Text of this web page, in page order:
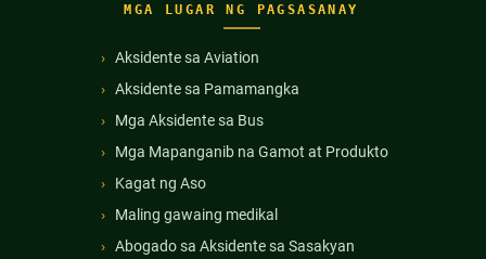
MGA LUGAR NG PAGSASANAY
Aksidente sa Aviation
Aksidente sa Pamamangka
Mga Aksidente sa Bus
Mga Mapanganib na Gamot at Produkto
Kagat ng Aso
Maling gawaing medikal
Abogado sa Aksidente sa Sasakyan